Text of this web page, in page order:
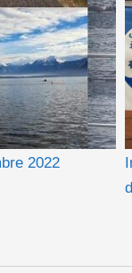
2022